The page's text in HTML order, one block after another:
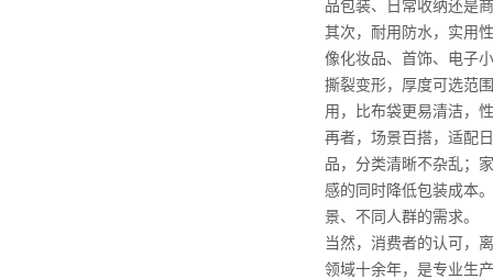
品包装、日常收纳还是
其次，耐用防水，实用
像化妆品、首饰、电子
撕裂变形，厚度可选范
用，比布袋更易清洁，
再者，场景百搭，适配
品，分类清晰不杂乱；
感的同时降低包装成本
景、不同人群的需求。
当然，消费者的认可，
领域十余年，是专业生